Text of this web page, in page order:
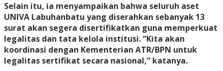
Selain itu, ia menyampaikan bahwa seluruh aset
UNIVA Labuhanbatu yang diserahkan sebanyak 13
surat akan segera disertifikatkan guna memperkuat
legalitas dan tata kelola institusi. “Kita akan
koordinasi dengan Kementerian ATR/BPN untuk
legalitas sertifikat secara nasional,” katanya.